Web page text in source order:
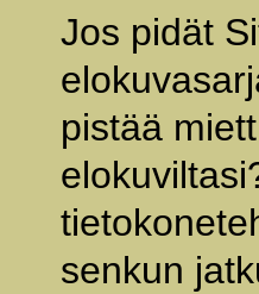
Jos pidät
pistää
senkun